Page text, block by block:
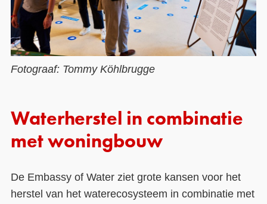
Fotograaf: Tommy Köhlbrugge
Waterherstel in combinatie
met woningbouw
De Embassy of Water ziet grote kansen voor het
herstel van het waterecosysteem in combinatie met